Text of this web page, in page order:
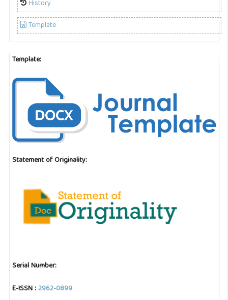
History
Template
Template:
Statement of Originality:
Serial Number:
E-ISSN :2962-0899